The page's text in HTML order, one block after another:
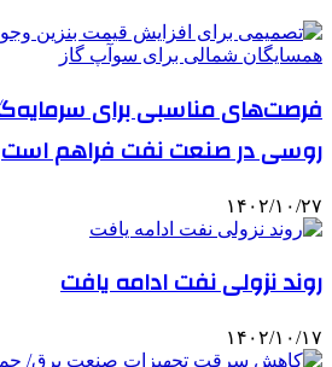
فرصت‌های مناسبی برای
روسی در صنعت نفت فراهم است
۱۴۰۲/۱۰/۲۷
روند نزولی نفت ادامه یافت
۱۴۰۲/۱۰/۱۷